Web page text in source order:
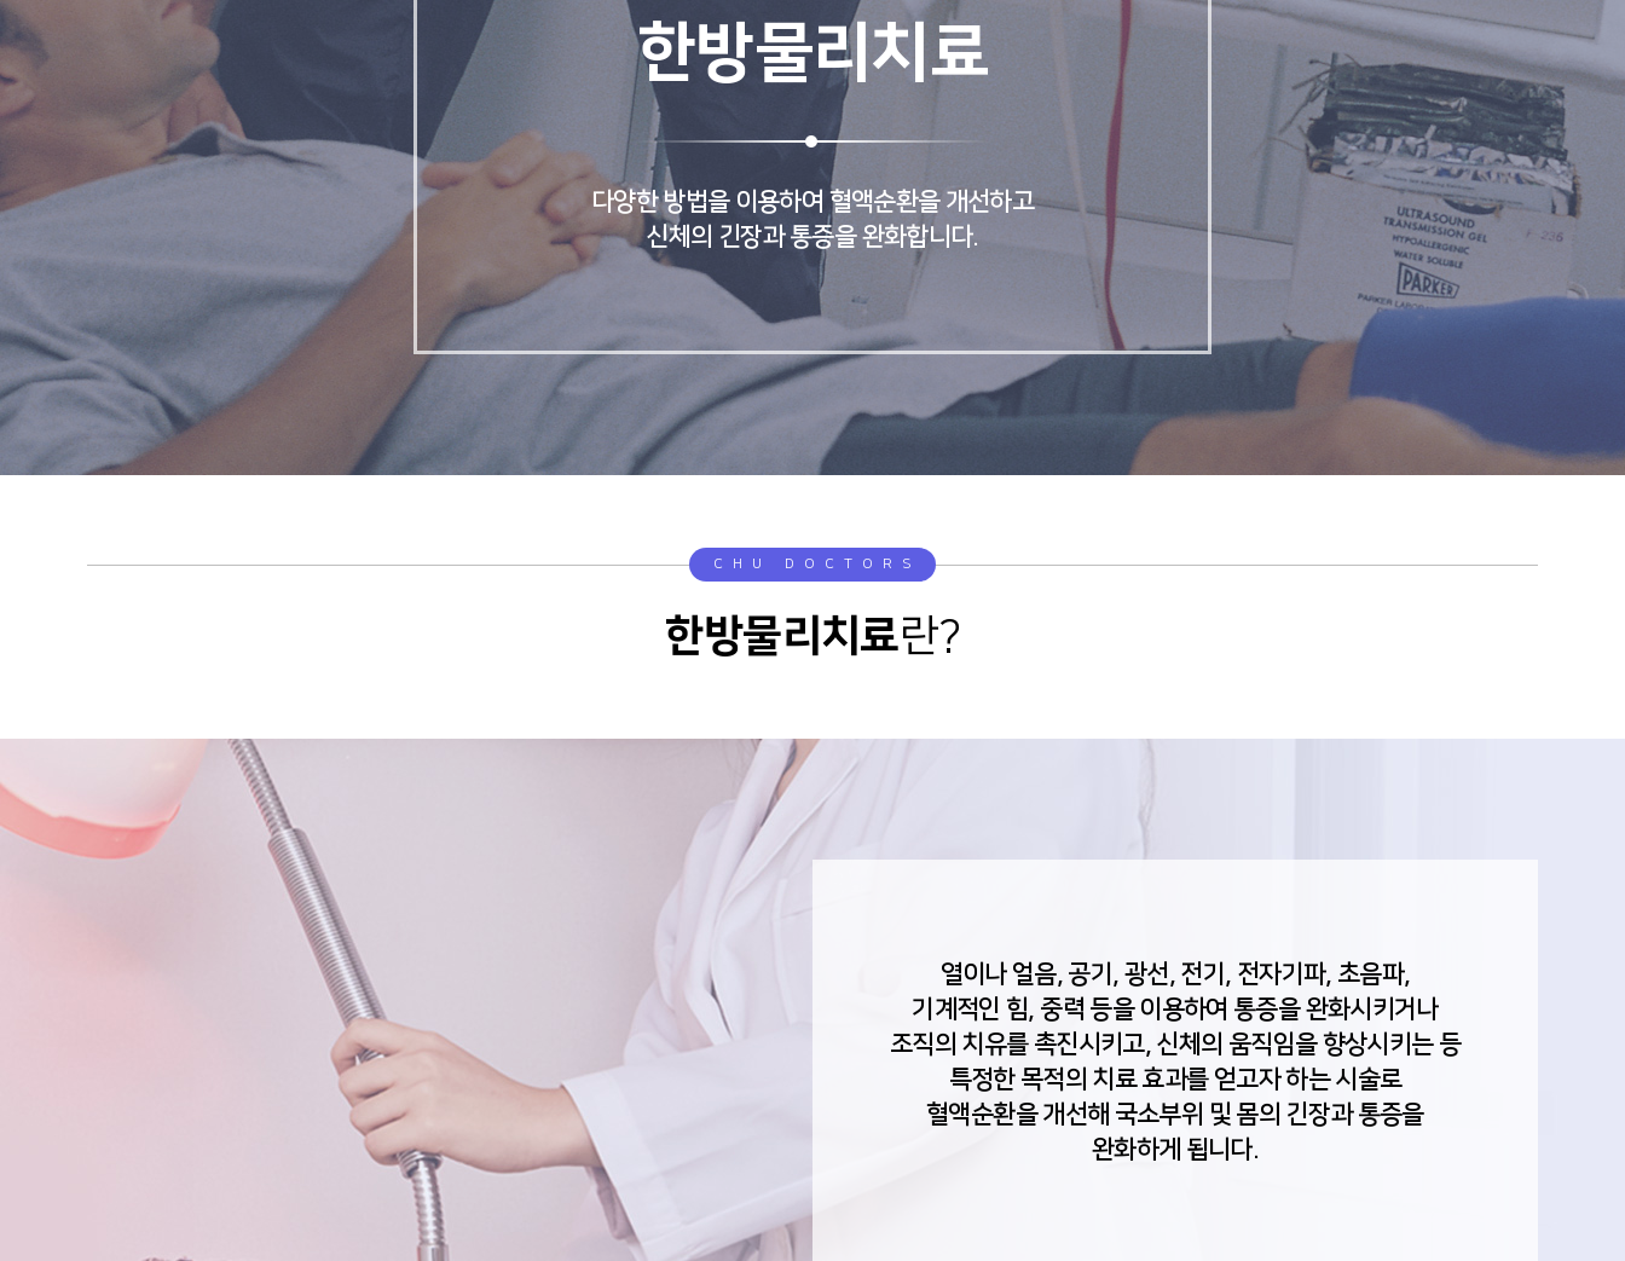
한방물리치료
다양한 방법을 이용하여 혈액순환을 개선하고
신체의 긴장과 통증을 완화합니다.
CHU DOCTORS
한방물리치료란?
열이나 얼음, 공기, 광선, 전기, 전자기파, 초음파,
기계적인 힘, 중력 등을 이용하여 통증을 완화시키거나
조직의 치유를 촉진시키고, 신체의 움직임을 향상시키는 등
특정한 목적의 치료 효과를 얻고자 하는 시술로
혈액순환을 개선해 국소부위 및 몸의 긴장과 통증을
완화하게 됩니다.